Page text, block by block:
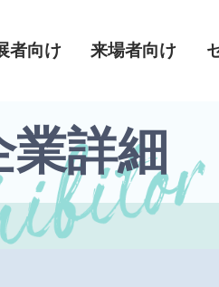
者向け 来場者向け
詳細